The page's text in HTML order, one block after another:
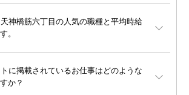
神橋筋六丁目の人気の職種と平均時給
。
に掲載されているお仕事はどのような
か？